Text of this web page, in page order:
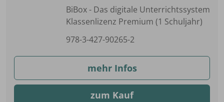
BiBox - Das digitale Unterrichtssystem
Klassenlizenz Premium (1 Schuljahr)
978-3-427-90265-2
mehr Infos
zum Kauf